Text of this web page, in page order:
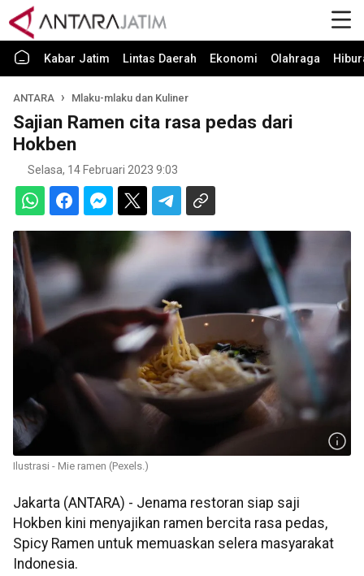
Kabar Jatim Lintas Daerah Ekonomi Olahraga
ANTARA Mlaku-mlaku dan Kuliner
Sajian Ramen cita rasa pedas dari
Hokben
Selasa, 14 Februari 2023 9:03
Ilustrasi - Mie ramen (Pexels.)
Jakarta (ANTARA) - Jenama restoran siap saji
Hokben kini menyajikan ramen bercita rasa pedas,
Spicy Ramen untuk memuaskan selera masyarakat
Indonesia.